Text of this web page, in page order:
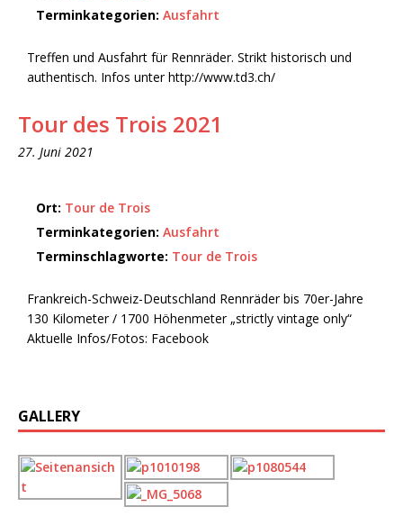
Terminkategorien: Ausfahrt
Treffen und Ausfahrt für Rennräder. Strikt historisch und
authentisch. Infos unter http://www.td3.ch/
Tour des Trois 2021
27. Juni 2021
Ort: Tour de Trois
Terminkategorien: Ausfahrt
Terminschlagworte: Tour de Trois
Frankreich-Schweiz-Deutschland Rennräder bis 70er-Jahre
130 Kilometer / 1700 Höhenmeter „strictly vintage only“
Aktuelle Infos/Fotos: Facebook
GALLERY